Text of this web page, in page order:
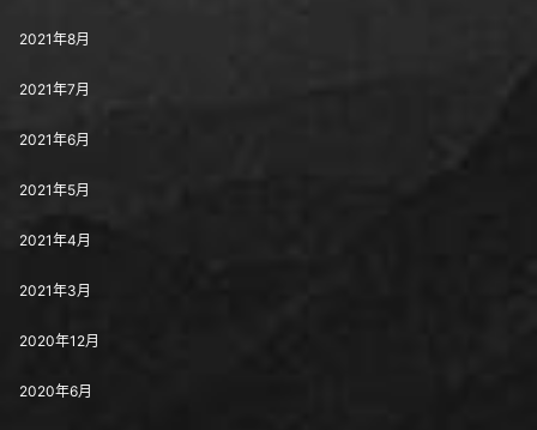
2021年8月
2021年7月
2021年6月
2021年5月
2021年4月
2021年3月
2020年12月
2020年6月